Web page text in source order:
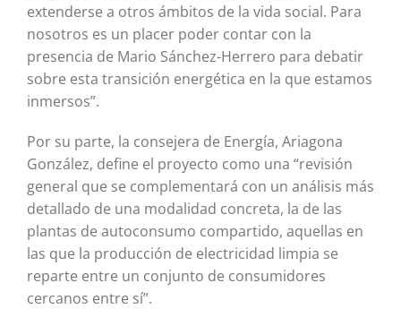
extenderse a otros ámbitos de la vida social. Para
nosotros es un placer poder contar con la
presencia de Mario Sánchez-Herrero para debatir
sobre esta transición energética en la que estamos
inmersos”.
Por su parte, la consejera de Energía, Ariagona
González, define el proyecto como una “revisión
general que se complementará con un análisis más
detallado de una modalidad concreta, la de las
plantas de autoconsumo compartido, aquellas en
las que la producción de electricidad limpia se
reparte entre un conjunto de consumidores
cercanos entre sí”.